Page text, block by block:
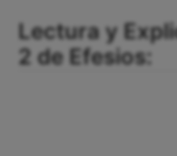
Lectura y
2 de Efesios: